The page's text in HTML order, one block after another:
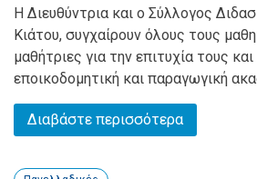
Η Διευθύντρια και ο Σύλλογος
Κιάτου, συγχαίρουν όλους τους
μαθήτριες για την επιτυχία τους
εποικοδομητική και παραγωγική
Διαβάστε περισσότερα